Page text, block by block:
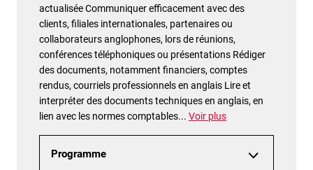
actualisée Communiquer efficacement avec des
clients, filiales internationales, partenaires ou
collaborateurs anglophones, lors de réunions,
conférences téléphoniques ou présentations Rédiger
des documents, notamment financiers, comptes
rendus, courriels professionnels en anglais Lire et
interpréter des documents techniques en anglais, en
lien avec les normes comptables... Voir plus
Programme